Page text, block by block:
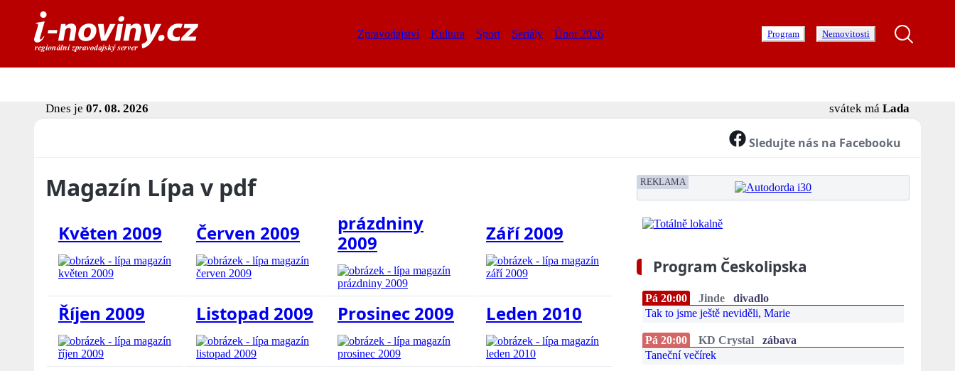
Zpravodajství Kultura Sport Seriály Únor 2026 Program Nemovitosti
Dnes je 07. 08. 2026 svátek má Lada
Sledujte nás na Facebooku
Magazín Lípa v pdf
Květen 2009 Červen 2009
prázdniny
2009
Září 2009
Říjen 2009 Listopad 2009 Prosinec 2009 Leden 2010
REKLAMA
Program Českolipska
Pá 20:00 Jinde
divadlo
Tak to jsme ještě neviděli, Marie
Pá 20:00 KD Crystal
zábava
Taneční večírek